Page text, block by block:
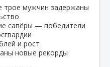
трое мужчин задержаны
сапёры — победители
и рост
новые рекорды